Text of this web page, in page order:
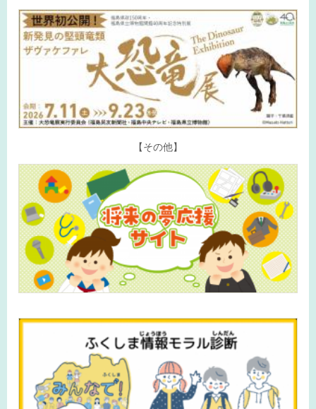
【その他】